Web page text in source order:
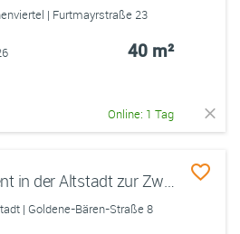
| Furtmayrstraße 23
40 m²
Online: 1 Tag
Möbliertes 1-Zimmer-Apartment in der Altstadt zur Zwischenmiete | 01.09.2026 bis Mitte/Ende Januar 2027
| Goldene-Bären-Straße 8